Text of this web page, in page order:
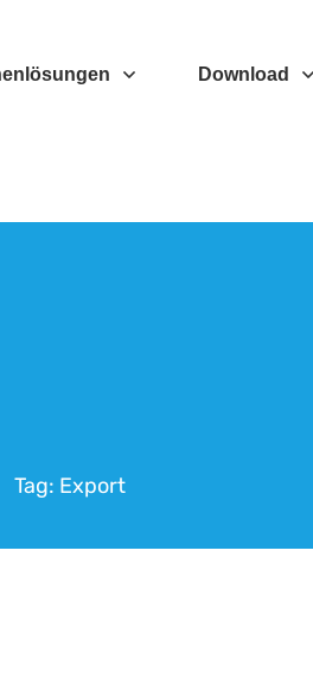
Download
Tag: Export